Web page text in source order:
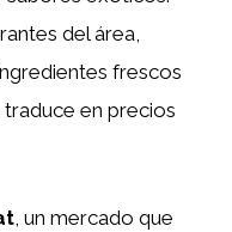
del área,
frescos
en precios
, un mercado que